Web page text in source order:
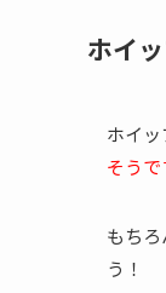
ホイ
ホイ
そうで
もち
う！